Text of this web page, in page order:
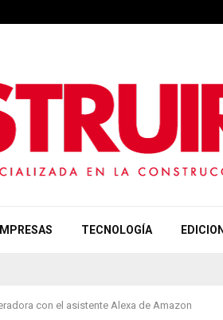
TECNOLOGÍA
con el asistente Alexa de Amazon